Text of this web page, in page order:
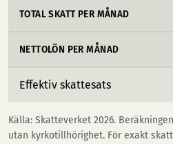
TOTAL SKATT PER MÅNAD
NETTOLÖN PER MÅNAD
Effektiv skattesats
Källa: Skatteverket 2026.
utan kyrkotillhörighet. För exakt